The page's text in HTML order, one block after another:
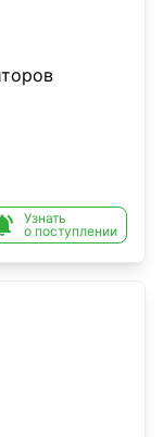
Узнать
о поступлении